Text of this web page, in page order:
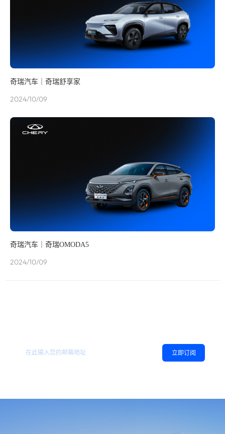
奇瑞汽车｜奇瑞舒享家
2024/10/09
奇瑞汽车｜奇瑞OMODA5
2024/10/09
立即订阅